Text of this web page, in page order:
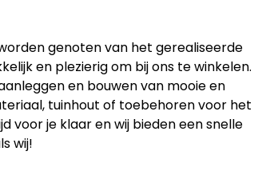
genoten van het gerealiseerde
en plezierig om bij ons te winkelen.
en bouwen van mooie en
tuinhout of toebehoren voor het
voor je klaar en wij bieden een snelle
wij!